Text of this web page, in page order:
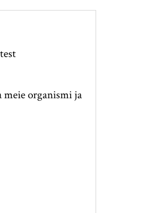
meie organismi ja